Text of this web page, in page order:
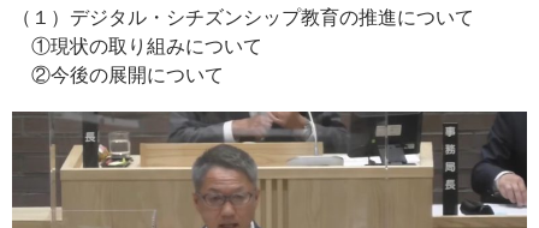
（１）デジタル・シチズンシップ教育の推進について
①現状の取り組みについて
②今後の展開について